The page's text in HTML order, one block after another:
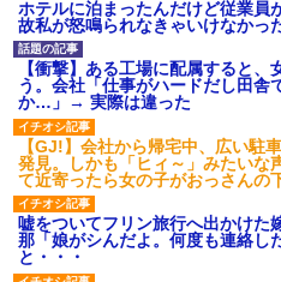
ホテルに泊まったんだけど従業員
故私が怒鳴られなきゃいけなかっ
【衝撃】ある工場に配属すると
う。会社「仕事がハードだし田舎
か…」→ 実際は違った
【GJ!】会社から帰宅中、広い駐
発見。しかも「ヒィ～」みたいな
て近寄ったら女の子がおっさんの
嘘をついてフリン旅行へ出かけ
那「娘がシんだよ。何度も連絡
と・・・